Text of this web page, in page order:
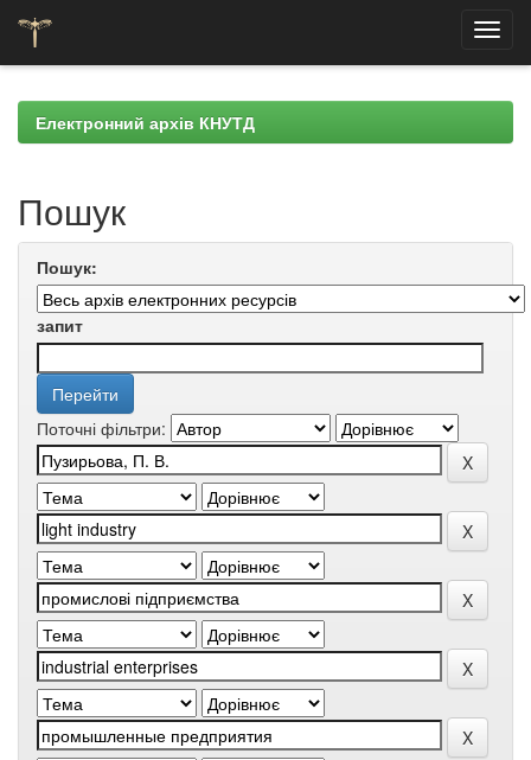
navigationЕлектронний архів КНУТД
Пошук
Пошук:
запит
Поточні фільтри: